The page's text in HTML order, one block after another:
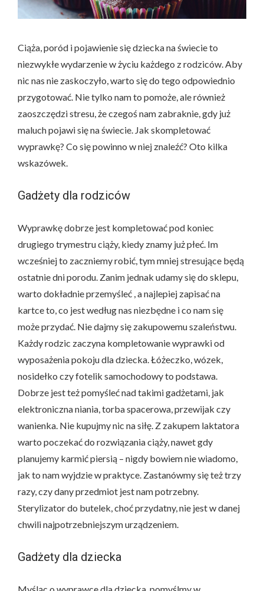
Ciąża, poród i pojawienie się dziecka na świecie to
niezwykłe wydarzenie w życiu każdego z rodziców. Aby
nic nas nie zaskoczyło, warto się do tego odpowiednio
przygotować. Nie tylko nam to pomoże, ale również
zaoszczędzi stresu, że czegoś nam zabraknie, gdy już
maluch pojawi się na świecie. Jak skompletować
wyprawkę? Co się powinno w niej znaleźć? Oto kilka
wskazówek.
Gadżety dla rodziców
Wyprawkę dobrze jest kompletować pod koniec
drugiego trymestru ciąży, kiedy znamy już płeć. Im
wcześniej to zaczniemy robić, tym mniej stresujące będą
ostatnie dni porodu. Zanim jednak udamy się do sklepu,
warto dokładnie przemyśleć , a najlepiej zapisać na
kartce to, co jest według nas niezbędne i co nam się
może przydać. Nie dajmy się zakupowemu szaleństwu.
Każdy rodzic zaczyna kompletowanie wyprawki od
wyposażenia pokoju dla dziecka. Łóżeczko, wózek,
nosidełko czy fotelik samochodowy to podstawa.
Dobrze jest też pomyśleć nad takimi gadżetami, jak
elektroniczna niania, torba spacerowa, przewijak czy
wanienka. Nie kupujmy nic na siłę. Z zakupem laktatora
warto poczekać do rozwiązania ciąży, nawet gdy
planujemy karmić piersią – nigdy bowiem nie wiadomo,
jak to nam wyjdzie w praktyce. Zastanówmy się też trzy
razy, czy dany przedmiot jest nam potrzebny.
Sterylizator do butelek, choć przydatny, nie jest w danej
chwili najpotrzebniejszym urządzeniem.
Gadżety dla dziecka
Myśląc o wyprawce dla dziecka, pomyślmy w